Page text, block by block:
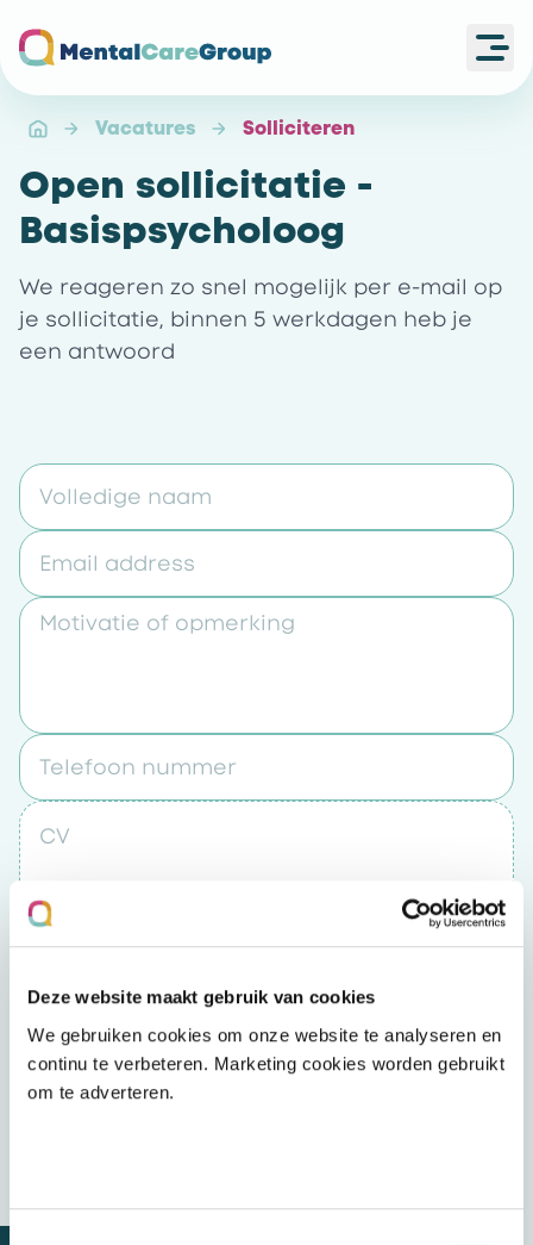
Deze website maakt gebruik van cookies
We gebruiken cookies om onze website te analyseren en
continu te verbeteren. Marketing cookies worden gebruikt
om te adverteren.
Vacatures Solliciteren
Open sollicitatie -
Basispsycholoog
We reageren zo snel mogelijk per e-mail op
je sollicitatie, binnen 5 werkdagen heb je
een antwoord
Volledige naam
Email address
Motivatie of opmerking
Telefoon nummer
CV
Door op “verzenden” te klikken accepteert u
hetprivacybeleid